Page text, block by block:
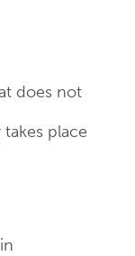
does not
place